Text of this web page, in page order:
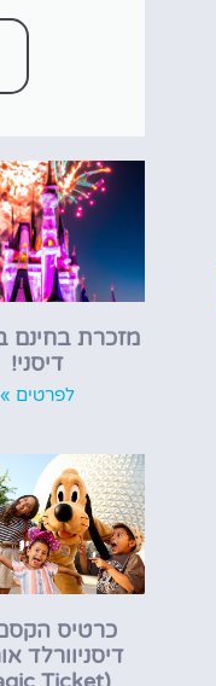
מזכרת בחינם
דיסני!
לפרטים »
כרטיס
דיסניוורלד